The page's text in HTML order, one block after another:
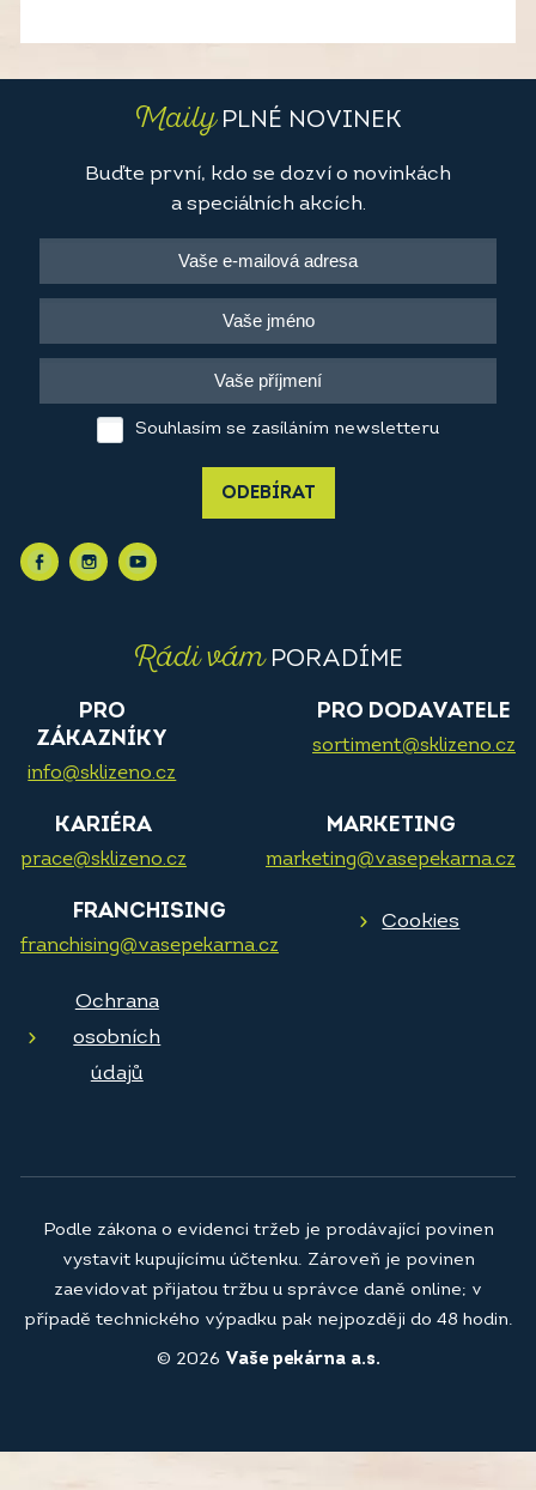
MailyPLNÉ NOVINEK
Buďte první, kdo se dozví o novinkách
a speciálních akcích.
Souhlasím se zasíláním newsletteru
ODEBÍRAT
Rádi vámPORADÍME
PRO
ZÁKAZNÍKY
info@sklizeno.cz
PRO DODAVATELE
sortiment@sklizeno.cz
KARIÉRA
prace@sklizeno.cz
MARKETING
marketing@vasepekarna.cz
FRANCHISING
franchising@vasepekarna.cz
Cookies
Ochrana
osobních
údajů
© 2026 Vaše pekárna a.s.
Podle zákona o evidenci tržeb je prodávající povinen
vystavit kupujícímu účtenku. Zároveň je povinen
zaevidovat přijatou tržbu u správce daně online; v
případě technického výpadku pak nejpozději do 48 hodin.